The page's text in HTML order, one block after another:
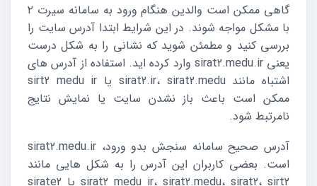
گاهی ممکن است والدین هنگام ورود به سامانه سیرت ۲
با مشکل مواجه شوند. در این شرایط ابتدا آدرس سایت را
بررسی کنید و مطمئن شوید که نشانی را به شکل درست
یعنی sirat2.medu.ir وارد کرده اید. استفاده از آدرس های
اشتباه مانند sirat2.ir، sirat2.medu یا sirt2 medu ir
ممکن است باعث باز نشدن سایت یا نمایش نتایج
نامرتبط شود.
آدرس صحیح سامانه سنجش بدو ورود، sirat2.medu.ir
است. بعضی کاربران این آدرس را به شکل هایی مانند
sirat2 medu ir، sirat2.medu، sirat2، sirt2 یا sirate2